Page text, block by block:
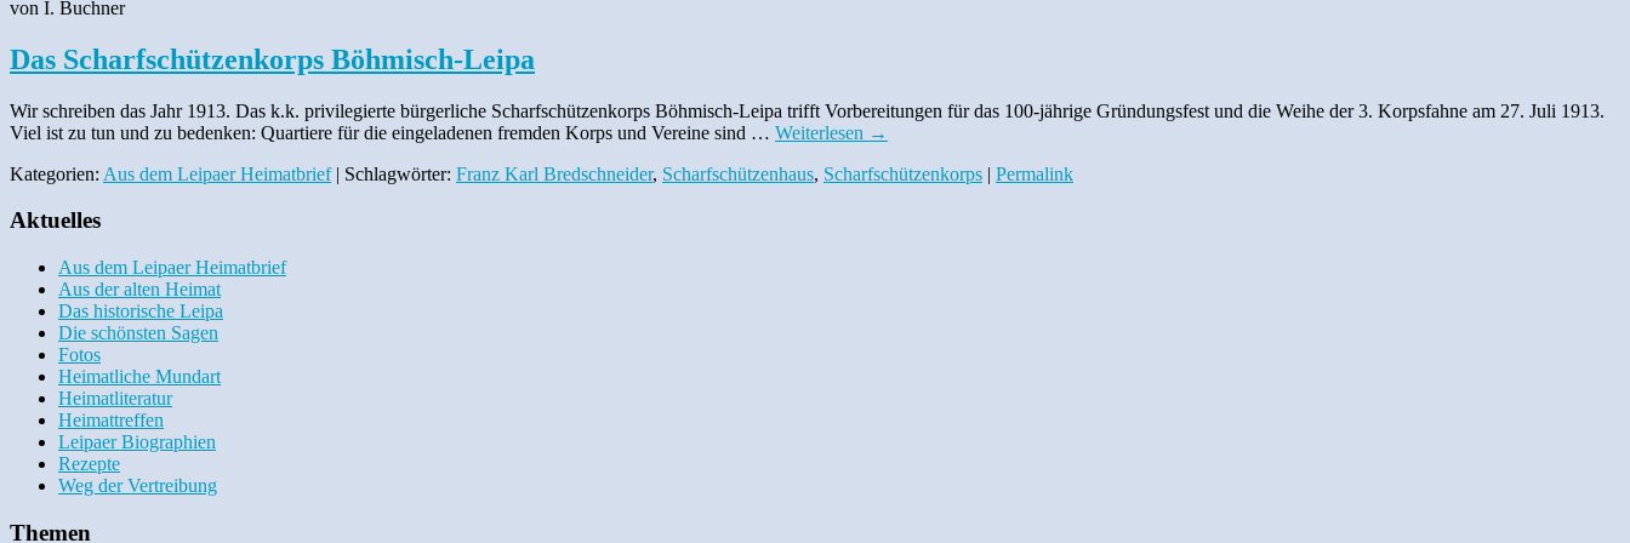
von I. Buchner
Das Scharfschützenkorps Böhmisch-Leipa
Wir schreiben das Jahr 1913. Das k.k. privilegierte bürgerliche Scharfschützenkorps Böhmisch-Leipa trifft Vorbereitungen für das 100-jährige Gründungsfest und die Weihe der 3. Korpsfahne am 27. Juli 1913.
Viel ist zu tun und zu bedenken: Quartiere für die eingeladenen fremden Korps und Vereine sind … Weiterlesen →
Kategorien: Aus dem Leipaer Heimatbrief| Schlagwörter: Franz Karl Bredschneider, Scharfschützenhaus, Scharfschützenkorps | Permalink
Aktuelles
Aus dem Leipaer Heimatbrief
Aus der alten Heimat
Das historische Leipa
Die schönsten Sagen
Fotos
Heimatliche Mundart
Heimatliteratur
Heimattreffen
Leipaer Biographien
Rezepte
Weg der Vertreibung
Themen